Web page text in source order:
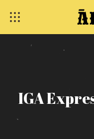
IGA